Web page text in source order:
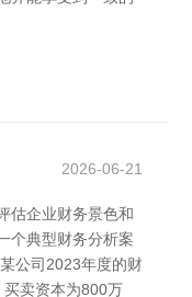
2026-06-21
估企业财务景色和
个典型财务分析案
公司2023年度的财
卖资本为800万